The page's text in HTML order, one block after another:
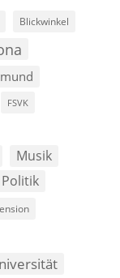
Blickwinkel
FSVK
Musik
Politik